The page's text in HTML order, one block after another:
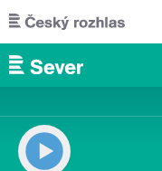
Přejít k hlavnímu obsahu